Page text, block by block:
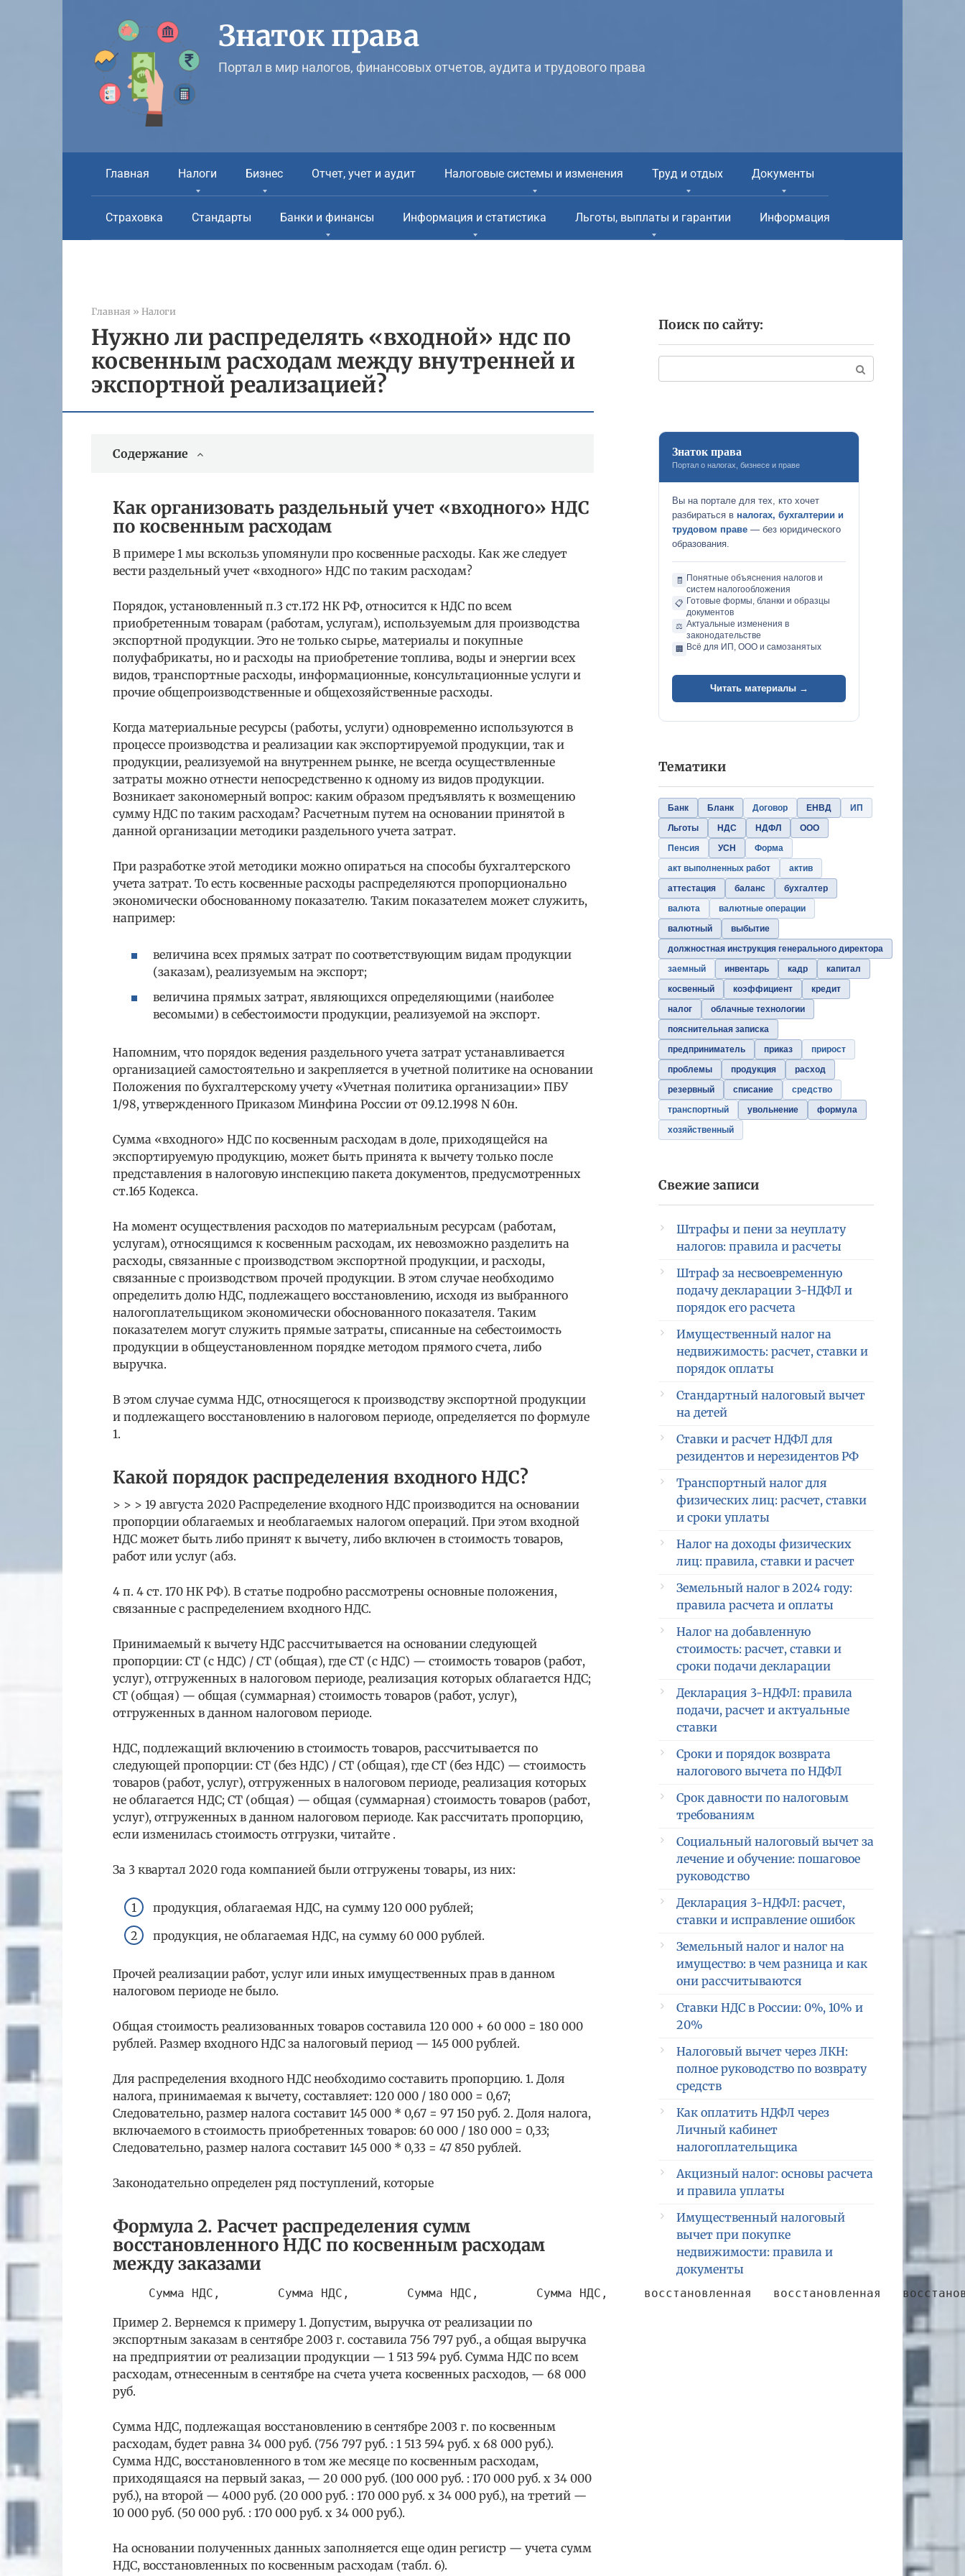
Знаток права
Портал в мир налогов, финансовых отчетов, аудита и трудового права
Главная Налоги Бизнес Отчет, учет и аудит Налоговые системы и изменения Труд и отдых Документы
Страховка Стандарты Банки и финансы Информация и статистика Льготы, выплаты и гарантии Информация
Главная » Налоги
Нужно ли распределять «входной» ндс по
косвенным расходам между внутренней и
экспортной реализацией?
Содержание
Как организовать раздельный учет «входного» НДС
по косвенным расходам
В примере 1 мы вскользь упомянули про косвенные расходы. Как же следует
вести раздельный учет «входного» НДС по таким расходам?
Порядок, установленный п.3 ст.172 НК РФ, относится к НДС по всем
приобретенным товарам (работам, услугам), используемым для производства
экспортной продукции. Это не только сырье, материалы и покупные
полуфабрикаты, но и расходы на приобретение топлива, воды и энергии всех
видов, транспортные расходы, информационные, консультационные услуги и
прочие общепроизводственные и общехозяйственные расходы.
Когда материальные ресурсы (работы, услуги) одновременно используются в
процессе производства и реализации как экспортируемой продукции, так и
продукции, реализуемой на внутреннем рынке, не всегда осуществленные
затраты можно отнести непосредственно к одному из видов продукции.
Возникает закономерный вопрос: каким образом предъявлять к возмещению
сумму НДС по таким расходам? Расчетным путем на основании принятой в
данной организации методики раздельного учета затрат.
При разработке этой методики можно опираться на способы бухгалтерского
учета затрат. То есть косвенные расходы распределяются пропорционально
экономически обоснованному показателю. Таким показателем может служить,
например:
величина всех прямых затрат по соответствующим видам продукции
(заказам), реализуемым на экспорт;
величина прямых затрат, являющихся определяющими (наиболее
весомыми) в себестоимости продукции, реализуемой на экспорт.
Напомним, что порядок ведения раздельного учета затрат устанавливается
организацией самостоятельно и закрепляется в учетной политике на основании
Положения по бухгалтерскому учету «Учетная политика организации» ПБУ
1/98, утвержденного Приказом Минфина России от 09.12.1998 N 60н.
Сумма «входного» НДС по косвенным расходам в доле, приходящейся на
экспортируемую продукцию, может быть принята к вычету только после
представления в налоговую инспекцию пакета документов, предусмотренных
ст.165 Кодекса.
На момент осуществления расходов по материальным ресурсам (работам,
услугам), относящимся к косвенным расходам, их невозможно разделить на
расходы, связанные с производством экспортной продукции, и расходы,
связанные с производством прочей продукции. В этом случае необходимо
определить долю НДС, подлежащего восстановлению, исходя из выбранного
налогоплательщиком экономически обоснованного показателя. Таким
показателем могут служить прямые затраты, списанные на себестоимость
продукции в общеустановленном порядке методом прямого счета, либо
выручка.
В этом случае сумма НДС, относящегося к производству экспортной продукции
и подлежащего восстановлению в налоговом периоде, определяется по формуле
1.
Какой порядок распределения входного НДС?
> > > 19 августа 2020 Распределение входного НДС производится на основании
пропорции облагаемых и необлагаемых налогом операций. При этом входной
НДС может быть либо принят к вычету, либо включен в стоимость товаров,
работ или услуг (абз.
4 п. 4 ст. 170 НК РФ). В статье подробно рассмотрены основные положения,
связанные с распределением входного НДС.
Принимаемый к вычету НДС рассчитывается на основании следующей
пропорции: СТ (с НДС) / СТ (общая), где СТ (с НДС) — стоимость товаров (работ,
услуг), отгруженных в налоговом периоде, реализация которых облагается НДС;
СТ (общая) — общая (суммарная) стоимость товаров (работ, услуг),
отгруженных в данном налоговом периоде.
НДС, подлежащий включению в стоимость товаров, рассчитывается по
следующей пропорции: СТ (без НДС) / СТ (общая), где СТ (без НДС) — стоимость
товаров (работ, услуг), отгруженных в налоговом периоде, реализация которых
не облагается НДС; СТ (общая) — общая (суммарная) стоимость товаров (работ,
услуг), отгруженных в данном налоговом периоде. Как рассчитать пропорцию,
если изменилась стоимость отгрузки, читайте .
За 3 квартал 2020 года компанией были отгружены товары, из них:
продукция, облагаемая НДС, на сумму 120 000 рублей;
продукция, не облагаемая НДС, на сумму 60 000 рублей.
Прочей реализации работ, услуг или иных имущественных прав в данном
налоговом периоде не было.
Общая стоимость реализованных товаров составила 120 000 + 60 000 = 180 000
рублей. Размер входного НДС за налоговый период — 145 000 рублей.
Для распределения входного НДС необходимо составить пропорцию. 1. Доля
налога, принимаемая к вычету, составляет: 120 000 / 180 000 = 0,67;
Следовательно, размер налога составит 145 000 * 0,67 = 97 150 руб. 2. Доля налога,
включаемого в стоимость приобретенных товаров: 60 000 / 180 000 = 0,33;
Следовательно, размер налога составит 145 000 * 0,33 = 47 850 рублей.
Законодательно определен ряд поступлений, которые
Формула 2. Расчет распределения сумм
восстановленного НДС по косвенным расходам
между заказами
Сумма НДС,        Сумма НДС,        Сумма НДС,        Сумма НДС,     восстановленная   восстановленная
Пример 2. Вернемся к примеру 1. Допустим, выручка от реализации по
экспортным заказам в сентябре 2003 г. составила 756 797 руб., а общая выручка
на предприятии от реализации продукции — 1 513 594 руб. Сумма НДС по всем
расходам, отнесенным в сентябре на счета учета косвенных расходов, — 68 000
руб.
Сумма НДС, подлежащая восстановлению в сентябре 2003 г. по косвенным
расходам, будет равна 34 000 руб. (756 797 руб. : 1 513 594 руб. х 68 000 руб.).
Сумма НДС, восстановленного в том же месяце по косвенным расходам,
приходящаяся на первый заказ, — 20 000 руб. (100 000 руб. : 170 000 руб. х 34 000
руб.), на второй — 4000 руб. (20 000 руб. : 170 000 руб. х 34 000 руб.), на третий —
10 000 руб. (50 000 руб. : 170 000 руб. х 34 000 руб.).
На основании полученных данных заполняется еще один регистр — учета сумм
НДС, восстановленных по косвенным расходам (табл. 6).
Поиск по сайту:
Знаток права
Портал о налогах, бизнесе и праве
Вы на портале для тех, кто хочет
разбираться в налогах, бухгалтерии и
трудовом праве — без юридического
образования.
🧾
Понятные объяснения налогов и
систем налогообложения
📋 Готовые формы, бланки и образцы
документов
⚖️ Актуальные изменения в
законодательстве
🏢 Всё для ИП, ООО и самозанятых
Читать материалы →
Тематики
Банк Бланк Договор ЕНВД
ИП
Льготы
НДС НДФЛ
ООО
Пенсия
УСН
Форма
акт выполненных работ
актив
аттестация
баланс
бухгалтер
валюта
валютные операции
валютный
выбытие
должностная инструкция генерального директора
заемный
инвентарь кадр
капитал
косвенный
коэффициент
кредит
налог
облачные технологии
пояснительная записка
предприниматель
приказ
прирост
проблемы
продукция
расход
резервный
списание
средство
транспортный
увольнение
формула
хозяйственный
Свежие записи
Штрафы и пени за неуплату
налогов: правила и расчеты
Штраф за несвоевременную
подачу декларации 3-НДФЛ и
порядок его расчета
Имущественный налог на
недвижимость: расчет, ставки и
порядок оплаты
Стандартный налоговый вычет
на детей
Ставки и расчет НДФЛ для
резидентов и нерезидентов РФ
Транспортный налог для
физических лиц: расчет, ставки
и сроки уплаты
Налог на доходы физических
лиц: правила, ставки и расчет
Земельный налог в 2024 году:
правила расчета и оплаты
Налог на добавленную
стоимость: расчет, ставки и
сроки подачи декларации
Декларация 3-НДФЛ: правила
подачи, расчет и актуальные
ставки
Сроки и порядок возврата
налогового вычета по НДФЛ
Срок давности по налоговым
требованиям
Социальный налоговый вычет за
лечение и обучение: пошаговое
руководство
Декларация 3-НДФЛ: расчет,
ставки и исправление ошибок
Земельный налог и налог на
имущество: в чем разница и как
они рассчитываются
Ставки НДС в России: 0%, 10% и
20%
Налоговый вычет через ЛКН:
полное руководство по возврату
средств
Как оплатить НДФЛ через
Личный кабинет
налогоплательщика
Акцизный налог: основы расчета
и правила уплаты
Имущественный налоговый
вычет при покупке
недвижимости: правила и
документы